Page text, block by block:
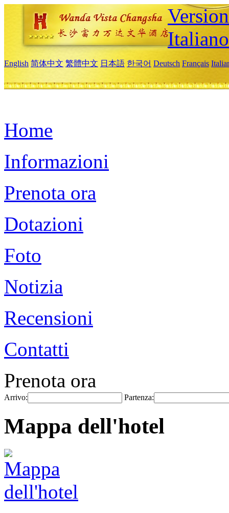
Italiano
English 简体中文 繁體中文 日本語 한국어 Deutsch Français
Home
Informazioni
Prenota ora
Dotazioni
Foto
Notizia
Recensioni
Contatti
Prenota ora
Arrivo: Partenza:
Mappa dell'hotel